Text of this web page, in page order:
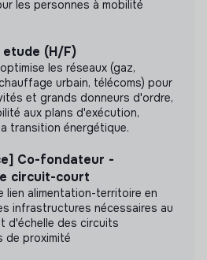
souhaité nous
ou certifications qu'elle a
de documents de
les personnes à mobilité
etude (H/F)
les réseaux (gaz,
urbain, télécoms) pour
et grands donneurs d'ordre,
aux plans d'exécution,
transition énergétique.
Co-fondateur -
circuit-court
lien alimentation-territoire en
infrastructures nécessaires au
d'échelle des circuits
de proximité